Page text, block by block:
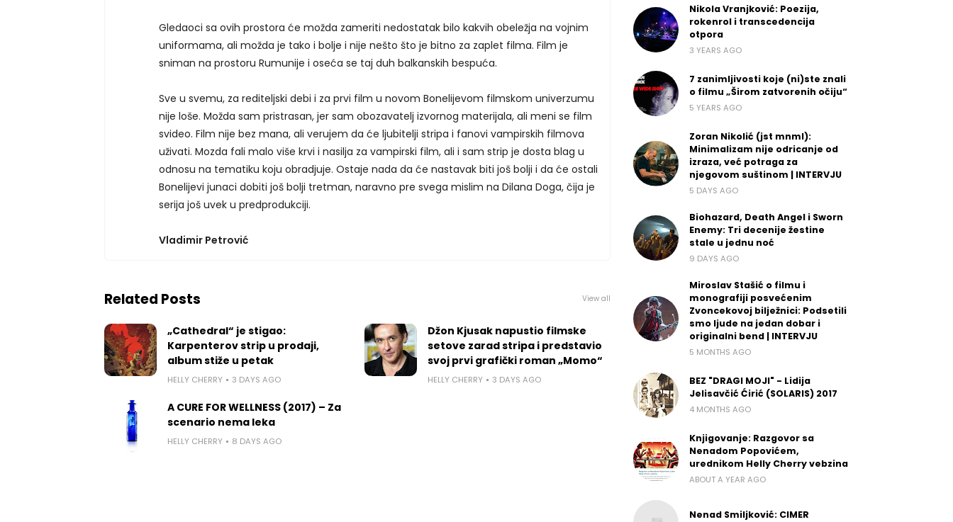
Gledaoci sa ovih prostora će možda zameriti nedostatak bilo kakvih obeležja na vojnim
uniformama, ali možda je tako i bolje i nije nešto što je bitno za zaplet filma. Film je
sniman na prostoru Rumunije i oseća se taj duh balkanskih bespuća.
Sve u svemu, za rediteljski debi i za prvi film u novom Bonelijevom filmskom univerzumu
nije loše. Možda sam pristrasan, jer sam obozavatelj izvornog materijala, ali meni se film
svideo. Film nije bez mana, ali verujem da će ljubitelji stripa i fanovi vampirskih filmova
uživati. Mozda fali malo više krvi i nasilja za vampirski film, ali i sam strip je dosta blag u
odnosu na tematiku koju obradjuje. Ostaje nada da će nastavak biti još bolji i da će ostali
Bonelijevi junaci dobiti još bolji tretman, naravno pre svega mislim na Dilana Doga, čija je
serija još uvek u predprodukciji.
Vladimir Petrović
Related Posts View all
„Cathedral“ je stigao:
Karpenterov strip u prodaji,
album stiže u petak
HELLY CHERRY 3 DAYS AGO
Džon Kjusak napustio filmske
setove zarad stripa i predstavio
svoj prvi grafički roman „Momo“
HELLY CHERRY 3 DAYS AGO
A CURE FOR WELLNESS (2017) – Za
scenario nema leka
HELLY CHERRY 8 DAYS AGO
Nikola Vranjković: Poezija,
rokenrol i transcedencija
otpora
3 YEARS AGO
7 zanimljivosti koje (ni)ste znali
o filmu „Širom zatvorenih očiju“
5 YEARS AGO
Zoran Nikolić (jst mnml):
Minimalizam nije odricanje od
izraza, već potraga za
njegovom suštinom | INTERVJU
5 DAYS AGO
Biohazard, Death Angel i Sworn
Enemy: Tri decenije žestine
stale u jednu noć
9 DAYS AGO
Miroslav Stašić o filmu i
monografiji posvećenim
Zvoncekovoj bilježnici: Podsetili
smo ljude na jedan dobar i
originalni bend | INTERVJU
5 MONTHS AGO
BEZ "DRAGI MOJI" - Lidija
Jelisavčić Ćirić (SOLARIS) 2017
4 MONTHS AGO
Knjigovanje: Razgovor sa
Nenadom Popovićem,
urednikom Helly Cherry vebzina
ABOUT A YEAR AGO
Nenad Smiljković: CIMER